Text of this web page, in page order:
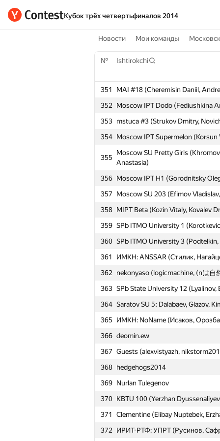
Кубок трёх четвертьфиналов 2014
Новости Мои команды
№ Ishtirokchi
351
MAI #18 (Cheremisin Daniil,
352
Moscow IPT Dodo (Fediushkina
353 mstuca #3 (Strukov Dmitry,
354 Moscow IPT Supermelon (Korsun
355
Moscow SU Pretty Girls
Anastasia)
356 Moscow IPT H1 (Gorodnitsky
357
Moscow SU 203 (Efimov
358 MIPT Beta (Kozin Vitaly, Kovalev
359 SPb ITMO University 1
360 SPb ITMO University 3
361
ИМКН: ANSSAR (Стилик,
362
nekonyaso (logicmachine, (nは自
363 SPb State University 12 (Lyalinov,
364 Saratov SU 5: Dalabaev, Glazov,
365
ИМКН: NoName (Исаков,
366 deomin.ew
367 Guests (alexvistyazh,
368 hedgehogs2014
369 Nurlan Tulegenov
370 KBTU 100 (Yerzhan
371
Clementine (Elibay Nuptebek,
372
ИРИТ-РТФ: УПРТ (Русинов,
№ Ishtirokchi